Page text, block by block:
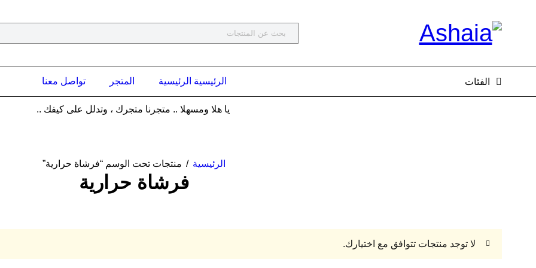
الفئات الرئيسية الرئيسية المتجر تواصل معنا
يا هلا ومسهلا .. متجرنا متجرك ، وتدلل على كيفك ..
الرئيسية / منتجات تحت الوسم “فرشاة حرارية”
فرشاة حرارية
لا توجد منتجات تتوافق مع اختيارك.